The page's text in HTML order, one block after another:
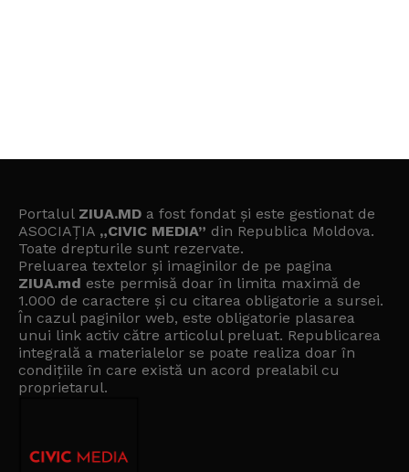
Portalul ZIUA.MD a fost fondat și este gestionat de
ASOCIAȚIA „CIVIC MEDIA” din Republica Moldova.
Toate drepturile sunt rezervate.
Preluarea textelor și imaginilor de pe pagina
ZIUA.md este permisă doar în limita maximă de
1.000 de caractere și cu citarea obligatorie a sursei.
În cazul paginilor web, este obligatorie plasarea
unui link activ către articolul preluat. Republicarea
integrală a materialelor se poate realiza doar în
condițiile în care există un acord prealabil cu
proprietarul.